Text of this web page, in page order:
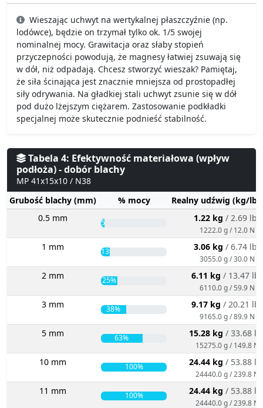
Wieszając uchwyt na wertykalnej płaszczyźnie (np.
lodówce), będzie on trzymał tylko ok. 1/5 swojej
nominalnej mocy. Grawitacja oraz słaby stopień
przyczepności powodują, że magnesy łatwiej zsuwają się
w dół, niż odpadają. Chcesz stworzyć wieszak? Pamiętaj,
że siła ścinająca jest znacznie mniejsza od prostopadłej
siły odrywania. Na gładkiej stali uchwyt zsunie się w dół
pod dużo lżejszym ciężarem. Zastosowanie podkładki
specjalnej może skutecznie podnieść stabilność.
Tabela 4: Efektywność materiałowa (wpływ
podłoża) - dobór blachy
MP 41x15x10 / N38
Grubość blachy (mm)
% mocy
Realny udźwig (kg/
0.5 mm
5% 1.22 kg / 2.69 lbs
1222.0 g / 12.0 N
1 mm 13% 3.06 kg / 6.74 lbs
3055.0 g / 30.0 N
2 mm 25% 6.11 kg / 13.47 lbs
6110.0 g / 59.9 N
3 mm 38% 9.17 kg / 20.21 lbs
9165.0 g / 89.9 N
5 mm 63% 15.28 kg / 33.68
15275.0 g / 149.8 N
10 mm 100% 24.44 kg / 53.88
24440.0 g / 239.8 N
11 mm 100% 24.44 kg / 53.88
24440.0 g / 239.8 N